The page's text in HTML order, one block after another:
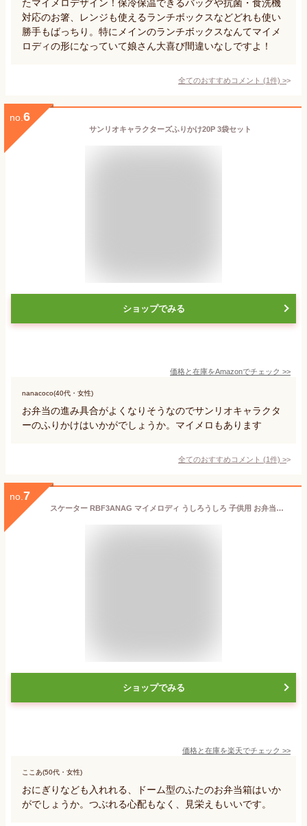
たマイメロデザイン！保冷保温できるバッグや抗菌・食洗機
対応のお箸、レンジも使えるランチボックスなどどれも使い
勝手もばっちり。特にメインのランチボックスなんてマイメ
ロディの形になっていて娘さん大喜び間違いなしですよ！
全てのおすすめコメント (1件) >
no. 6
サンリオキャラクターズふりかけ20P 3袋セット
ショップでみる
価格と在庫をAmazonでチェック >>
nanacoco(40代・女性)
お弁当の進み具合がよくなりそうなのでサンリオキャラクタ
ーのふりかけはいかがでしょうか。マイメロもあります
全てのおすすめコメント (1件) >
no. 7
スケーター RBF3ANAG マイメロディ うしろうしろ 子供用 お弁当箱 1段 450ml ふわっと盛れるドーム型 抗菌加工 サンリオ
ショップでみる
価格と在庫を楽天でチェック >>
ここあ(50代・女性)
おにぎりなども入れれる、ドーム型のふたのお弁当箱はいか
がでしょうか。つぶれる心配もなく、見栄えもいいです。